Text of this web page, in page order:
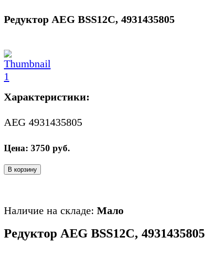
Редуктор AEG BSS12C, 4931435805
Характеристики:
AEG 4931435805
Цена: 3750 руб.
В корзину
Наличие на складе: Мало
Редуктор AEG BSS12C, 4931435805